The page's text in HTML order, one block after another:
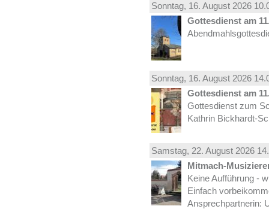
Sonntag, 16. August 2026
Gottesdienst am
Sonntag, 16. August 2026
Gottesdienst am
Gottesdienst zum
Kathrin Bickhardt-
Samstag, 22. August 2026
Mitmach-
Keine Aufführung -
Einfach
Ansprechpartnerin: